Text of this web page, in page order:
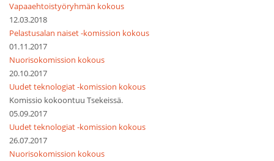
Vapaaehtoistyöryhmän kokous
12.03.2018
Pelastusalan naiset -komission kokous
01.11.2017
Nuorisokomission kokous
20.10.2017
Uudet teknologiat -komission kokous
Komissio kokoontuu Tsekeissä.
05.09.2017
Uudet teknologiat -komission kokous
26.07.2017
Nuorisokomission kokous